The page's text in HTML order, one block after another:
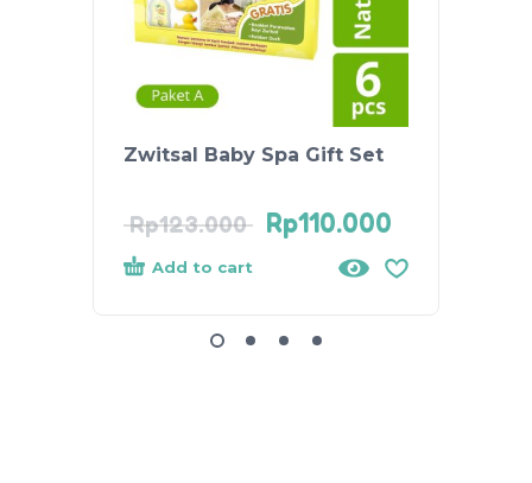
Zwitsal Baby Spa Gift Set
Rp123.000 Rp110.000
Add to cart